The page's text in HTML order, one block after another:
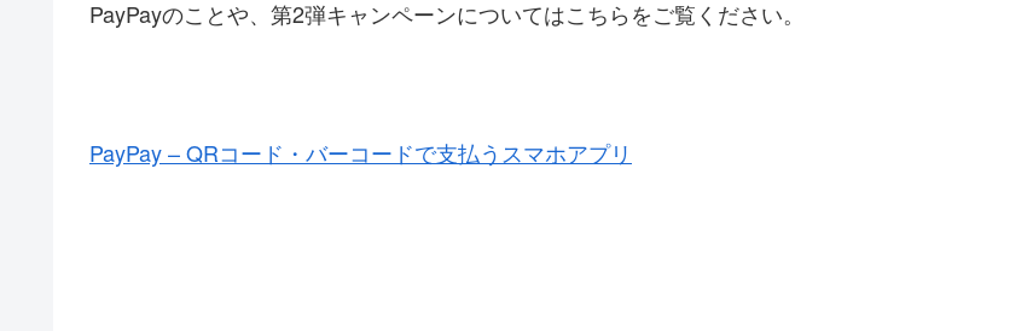
PayPayのことや、第2弾キャンペーンについてはこちらをご覧ください。
PayPay – QRコード・バーコードで支払うスマホアプリ